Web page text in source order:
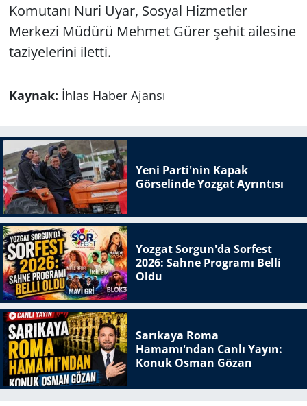
Komutanı Nuri Uyar, Sosyal Hizmetler
Merkezi Müdürü Mehmet Gürer şehit ailesine
taziyelerini iletti.
Kaynak: İhlas Haber Ajansı
Yeni Parti'nin Kapak
Görselinde Yozgat Ayrıntısı
Yozgat Sorgun'da Sorfest
2026: Sahne Programı Belli
Oldu
Sarıkaya Roma
Hamamı'ndan Canlı Yayın:
Konuk Osman Gözan